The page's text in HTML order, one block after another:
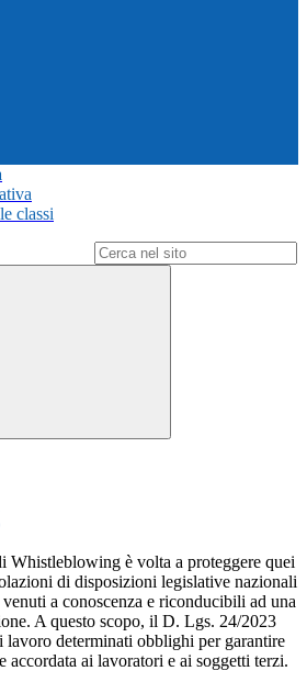
classi
Whistleblowing è volta a proteggere quei
di disposizioni legislative nazionali
a conoscenza e riconducibili ad una
A questo scopo, il D. Lgs. 24/2023
lavoro determinati obblighi per garantire
accordata ai lavoratori e ai soggetti terzi.